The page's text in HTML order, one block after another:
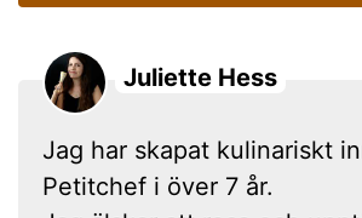
Juliette Hess
Jag har skapat kulinariskt
Petitchef i över 7 år.